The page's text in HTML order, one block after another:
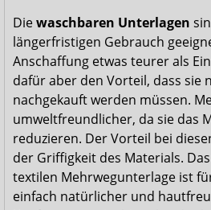
Diewaschbaren Unterlagen
längerfristigen Gebrauch
Anschaffung etwas teurer als
dafür aber den Vorteil, dass sie
nachgekauft werden müssen.
umweltfreundlicher, da sie das
reduzieren. Der Vorteil bei
der Griffigkeit des Materials.
textilen Mehrwegunterlage ist
einfach natürlicher und